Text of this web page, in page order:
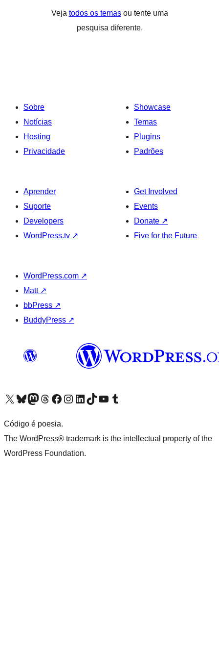
Veja todos os temasou tente uma
pesquisa diferente.
Sobre
Notícias
Hosting
Privacidade
Showcase
Temas
Plugins
Padrões
Aprender
Suporte
Developers
WordPress.tv ↗
Get Involved
Events
Donate ↗
Five for the Future
WordPress.com ↗
Matt ↗
bbPress ↗
BuddyPress ↗
Visite a nossa conta X (antigo Twitter)
Visit our Bluesky account
Visit our Mastodon account
Visit our Threads account
Visite a nossa página do Facebook
Visite a nossa conta no Instagram
Visite a nossa conta no LinkedIn
Visit our TikTok account
Visit our YouTube channel
Visit our Tumblr account
Código é poesia.
The WordPress® trademark is the intellectual property of the
WordPress Foundation.